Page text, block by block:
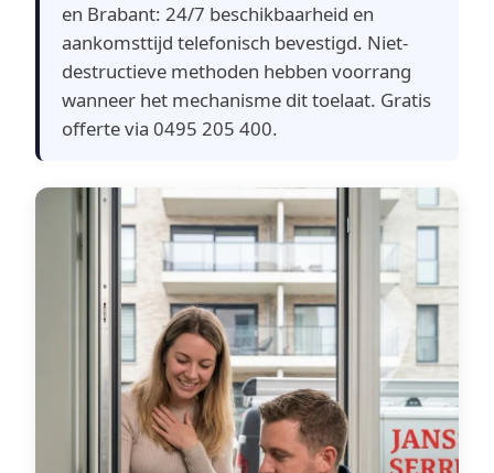
en Brabant: 24/7 beschikbaarheid en
aankomsttijd telefonisch bevestigd. Niet-
destructieve methoden hebben voorrang
wanneer het mechanisme dit toelaat. Gratis
offerte via 0495 205 400.